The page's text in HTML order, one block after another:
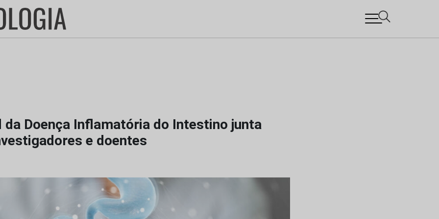
da Doença Inflamatória do Intestino junta
e doentes